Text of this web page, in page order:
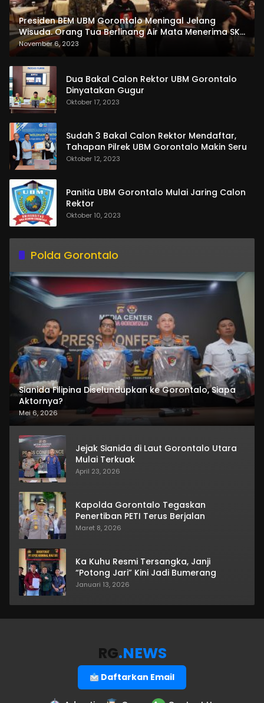
Presiden BEM UBM Gorontalo Meningal Jelang
Wisuda. Orang Tua Berlinang Air Mata Menerima SKL
dan Pemasangan Salempang
November 6, 2023
Dua Bakal Calon Rektor UBM Gorontalo
Dinyatakan Gugur
Oktober 17, 2023
Sudah 3 Bakal Calon Rektor Mendaftar,
Tahapan Pilrek UBM Gorontalo Makin Seru
Oktober 12, 2023
Panitia UBM Gorontalo Mulai Jaring Calon
Rektor
Oktober 10, 2023
Polda Gorontalo
Sianida Filipina Diselundupkan ke Gorontalo, Siapa
Aktornya?
Mei 6, 2026
Jejak Sianida di Laut Gorontalo Utara
Mulai Terkuak
April 23, 2026
Kapolda Gorontalo Tegaskan
Penertiban PETI Terus Berjalan
Maret 8, 2026
Ka Kuhu Resmi Tersangka, Janji
“Potong Jari” Kini Jadi Bumerang
Januari 13, 2026
RG.NEWS
Daftarkan Email